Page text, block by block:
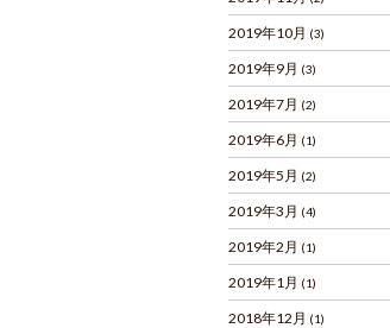
2019年10月 (3)
2019年9月 (3)
2019年7月 (2)
2019年6月 (1)
2019年5月 (2)
2019年3月 (4)
2019年2月 (1)
2019年1月 (1)
2018年12月 (1)